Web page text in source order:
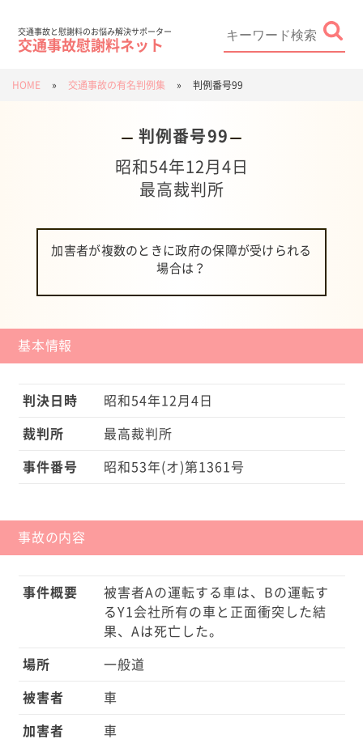
交通事故と慰謝料のお悩み解決サポーター
交通事故慰謝料ネット
HOME » 交通事故の有名判例集 » 判例番号99
判例番号99
昭和54年12月4日
最高裁判所
加害者が複数のときに政府の保障が受けられる
場合は？
基本情報
判決日時 昭和54年12月4日
裁判所 最高裁判所
事件番号 昭和53年(オ)第1361号
事故の内容
事件概要
被害者Aの運転する車は、Bの運転す
るY1会社所有の車と正面衝突した結
果、Aは死亡した。
場所 一般道
被害者 車
加害者 車